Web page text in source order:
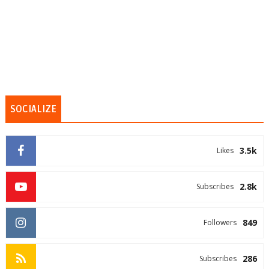
SOCIALIZE
3.5k
Likes
2.8k
Subscribes
849
Followers
286
Subscribes